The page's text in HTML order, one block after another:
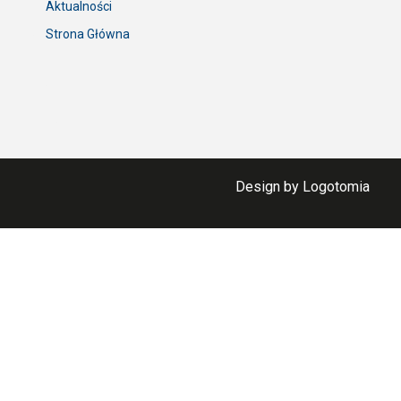
Aktualności
Strona Główna
Design by Logotomia